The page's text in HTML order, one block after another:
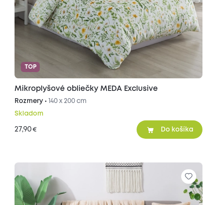
TOP
Mikroplyšové obliečky MEDA Exclusive
Rozmery • 140 x 200 cm
Skladom
27,90€ Do košíka